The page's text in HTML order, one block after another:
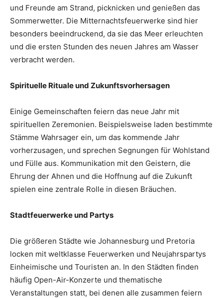
und Freunde am Strand, picknicken und genießen das
Sommerwetter. Die Mitternachtsfeuerwerke sind hier
besonders beeindruckend, da sie das Meer erleuchten
und die ersten Stunden des neuen Jahres am Wasser
verbracht werden.
Spirituelle Rituale und Zukunftsvorhersagen
Einige Gemeinschaften feiern das neue Jahr mit
spirituellen Zeremonien. Beispielsweise laden bestimmte
Stämme Wahrsager ein, um das kommende Jahr
vorherzusagen, und sprechen Segnungen für Wohlstand
und Fülle aus. Kommunikation mit den Geistern, die
Ehrung der Ahnen und die Hoffnung auf die Zukunft
spielen eine zentrale Rolle in diesen Bräuchen.
Stadtfeuerwerke und Partys
Die größeren Städte wie Johannesburg und Pretoria
locken mit weltklasse Feuerwerken und Neujahrspartys
Einheimische und Touristen an. In den Städten finden
häufig Open-Air-Konzerte und thematische
Veranstaltungen statt, bei denen alle zusammen feiern